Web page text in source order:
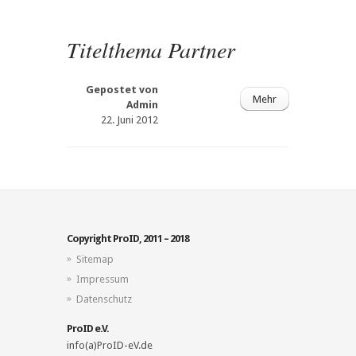
Titelthema Partner
Gepostet von
Admin
22. Juni 2012
Mehr
Copyright ProID, 2011 – 2018
Sitemap
Impressum
Datenschutz
ProID e.V.
info(a)ProID-eV.de